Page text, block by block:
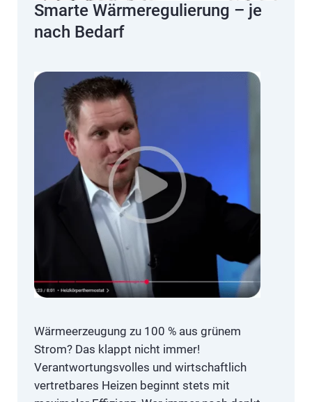
Smarte Wärmeregulierung – je
nach Bedarf
Wärmeerzeugung zu 100 % aus grünem
Strom? Das klappt nicht immer!
Verantwortungsvolles und wirtschaftlich
vertretbares Heizen beginnt stets mit